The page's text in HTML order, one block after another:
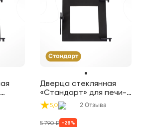
Дверца стеклянная
«Стандарт» для печи-
буржуйки «Теплосталь»
5,0 2 Отзыва
5 790₽ - 28 %